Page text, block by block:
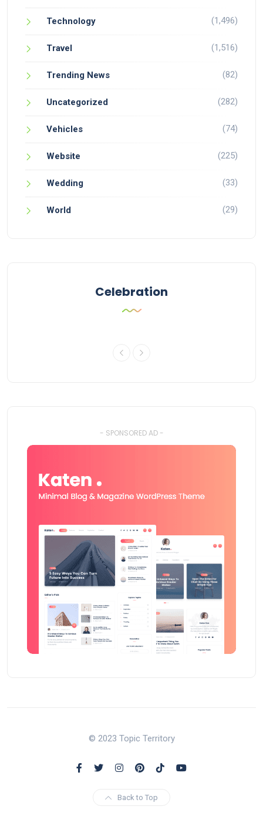
Technology (1,496)
Travel (1,516)
Trending News (82)
Uncategorized (282)
Vehicles (74)
Website (225)
Wedding (33)
World (29)
Celebration
- SPONSORED AD -
© 2023 Topic Territory
Back to Top